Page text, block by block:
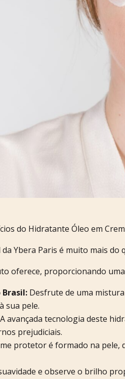
do Hidratante Óleo em
Ybera Paris é muito mais do
oferece, proporcionando
Brasil: Desfrute de uma
sua pele.
A avançada tecnologia deste
prejudiciais.
protetor é formado na pele,
e observe o brilho